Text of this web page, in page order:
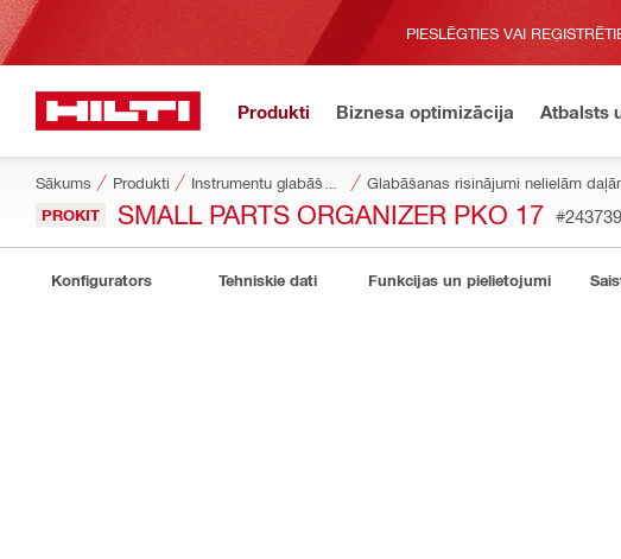
PIESLĒGTIES VAI
Produkti Biznesa optimizācija Atbalsts
Sākums Produkti Glabāšanas risinājumi nelielām
PROKIT SMALL PARTS ORGANIZER PKO 17
Konfigurators Tehniskie dati Funkcijas un pielietojumi